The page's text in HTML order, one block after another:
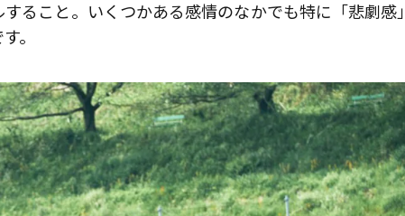
ること。いくつかある感情のなかでも特に「悲劇感」
。